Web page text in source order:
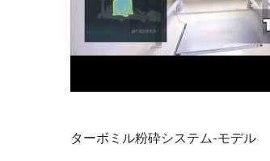
ターボミル粉砕システム-モデル